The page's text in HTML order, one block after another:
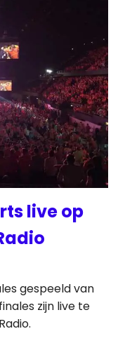
live op
gespeeld van
zijn live te